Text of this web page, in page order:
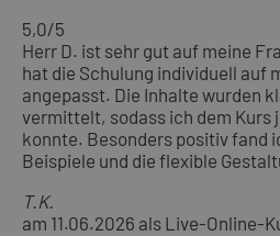
5,0/5
Herr D. ist sehr gut auf meine
hat die Schulung individuell auf
angepasst. Die Inhalte wurden
vermittelt, sodass ich dem Kurs
konnte. Besonders positiv fand
Beispiele und die flexible
T.K.
am 11.06.2026 als Live-Online-